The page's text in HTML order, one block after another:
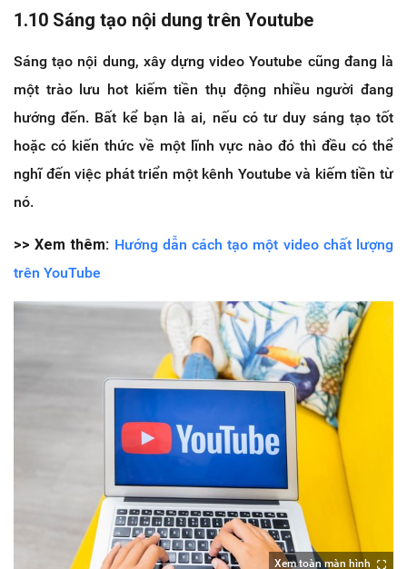
1.10 Sáng tạo nội dung trên Youtube
Sáng tạo nội dung, xây dựng video Youtube cũng đang là
một trào lưu hot kiếm tiền thụ động nhiều người đang
hướng đến. Bất kể bạn là ai, nếu có tư duy sáng tạo tốt
hoặc có kiến thức về một lĩnh vực nào đó thì đều có thể
nghĩ đến việc phát triển một kênh Youtube và kiếm tiền từ
nó.
>> Xem thêm: Hướng dẫn cách tạo một video chất lượng
trên YouTube
Xem toàn màn hình